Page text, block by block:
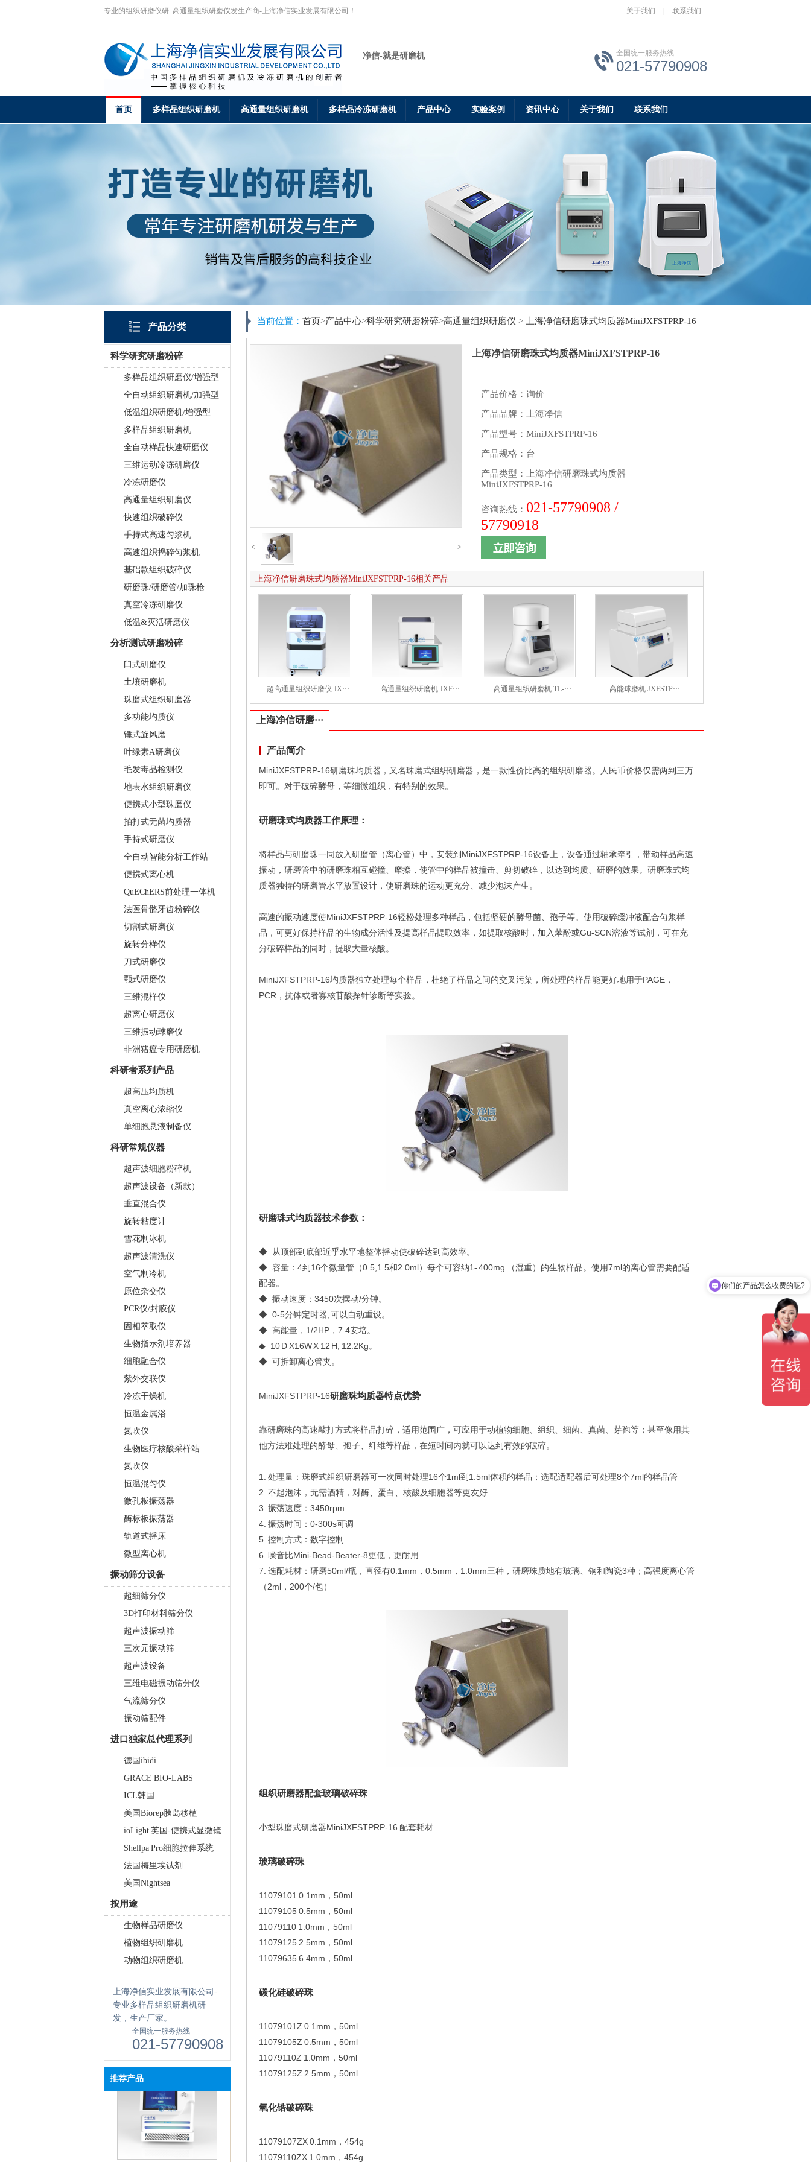
专业的组织研磨仪研_高通量组织研磨仪发生产商-上海净信实业发展有限公司！ 关于我们 联系我们
净信-就是研磨机 全国统一服务热线
021-57790908
首页 多样品组织研磨机 高通量组织研磨机 多样品冷冻研磨机 产品中心 实验案例 资讯中心 关于我们 联系我们
产品分类
科学研究研磨粉碎
多样品组织研磨仪/增强型
全自动组织研磨机/加强型
低温组织研磨机/增强型
多样品组织研磨机
全自动样品快速研磨仪
三维运动冷冻研磨仪
冷冻研磨仪
高通量组织研磨仪
快速组织破碎仪
手持式高速匀浆机
高速组织捣碎匀浆机
基础款组织破碎仪
研磨珠/研磨管/加珠枪
真空冷冻研磨仪
低温&灭活研磨仪
分析测试研磨粉碎
臼式研磨仪
土壤研磨机
珠磨式组织研磨器
多功能均质仪
锤式旋风磨
叶绿素A研磨仪
毛发毒品检测仪
地表水组织研磨仪
便携式小型珠磨仪
拍打式无菌均质器
手持式研磨仪
全自动智能分析工作站
便携式离心机
QuEChERS前处理一体机
法医骨骼牙齿粉碎仪
切割式研磨仪
旋转分样仪
刀式研磨仪
颚式研磨仪
三维混样仪
超离心研磨仪
三维振动球磨仪
非洲猪瘟专用研磨机
科研者系列产品
超高压均质机
真空离心浓缩仪
单细胞悬液制备仪
科研常规仪器
超声波细胞粉碎机
超声波设备（新款）
垂直混合仪
旋转粘度计
雪花制冰机
超声波清洗仪
空气制冷机
原位杂交仪
PCR仪/封膜仪
固相萃取仪
生物指示剂培养器
细胞融合仪
紫外交联仪
冷冻干燥机
恒温金属浴
氮吹仪
生物医疗核酸采样站
氮吹仪
恒温混匀仪
微孔板振荡器
酶标板振荡器
轨道式摇床
微型离心机
振动筛分设备
超细筛分仪
3D打印材料筛分仪
超声波振动筛
三次元振动筛
超声波设备
三维电磁振动筛分仪
气流筛分仪
振动筛配件
进口独家总代理系列
德国ibidi
GRACE BIO-LABS
ICL韩国
美国Biorep胰岛移植
ioLight 英国-便携式显微镜
Shellpa Pro细胞拉伸系统
法国梅里埃试剂
美国Nightsea
按用途
生物样品研磨仪
植物组织研磨机
动物组织研磨机
上海净信实业发展有限公司-
专业多样品组织研磨机研
发，生产厂家。
全国统一服务热线
021-57790908
推荐产品
触屏款真空离心浓缩仪 JX-
ZLN-AL
真空离心浓缩仪(溶剂蒸发工作
站) JX-ZLN-BN
当前位置： 首页>产品中心>科学研究研磨粉碎>高通量组织研磨仪 > 上海净信研磨珠式均质器MiniJXFSTPRP-16
< >
上海净信研磨珠式均质器MiniJXFSTPRP-16
产品价格：询价
产品品牌：上海净信
产品型号：MiniJXFSTPRP-16
产品规格：台
产品类型：
上海净信研磨珠式均质器
MiniJXFSTPRP-16
咨询热线： 021-57790908 /
57790918
上海净信研磨珠式均质器MiniJXFSTPRP-16相关产品
超高通量组织研磨仪 JX··· 高通量组织研磨机 JXF··· 高通量组织研磨机 TL-··· 高能球磨机 JXFSTP···
上海净信研磨···
产品简介
MiniJXFSTPRP-16研磨珠均质器，又名珠磨式组织研磨器，是一款性价比高的组织研磨器。人民币价格仅需两到三万
即可。对于破碎酵母，等细微组织，有特别的效果。
研磨珠式均质器工作原理：
将样品与研磨珠一同放入研磨管（离心管）中，安装到MiniJXFSTPRP-16设备上，设备通过轴承牵引，带动样品高速
振动，研磨管中的研磨珠相互碰撞、摩擦，使管中的样品被撞击、剪切破碎，以达到均质、研磨的效果。研磨珠式均
质器独特的研磨管水平放置设计，使研磨珠的运动更充分、减少泡沫产生。
高速的振动速度使MiniJXFSTPRP-16轻松处理多种样品，包括坚硬的酵母菌、孢子等。使用破碎缓冲液配合匀浆样
品，可更好保持样品的生物成分活性及提高样品提取效率，如提取核酸时，加入苯酚或Gu-SCN溶液等试剂，可在充
分破碎样品的同时，提取大量核酸。
MiniJXFSTPRP-16均质器独立处理每个样品，杜绝了样品之间的交叉污染，所处理的样品能更好地用于PAGE，
PCR，抗体或者寡核苷酸探针诊断等实验。
研磨珠式均质器技术参数：
◆ 从顶部到底部近乎水平地整体摇动使破碎达到高效率。
◆ 容量：4到16个微量管（0.5,1.5和2.0ml）每个可容纳1- 400mg （湿重）的生物样品。使用7ml的离心管需要配适
配器。
◆ 振动速度：3450次摆动/分钟。
◆ 0-5分钟定时器, 可以自动重设。
◆ 高能量，1/2HP，7.4安培。
◆ 10 D X16W X 12 H, 12.2Kg。
◆ 可拆卸离心管夹。
MiniJXFSTPRP-16研磨珠均质器特点优势
靠研磨珠的高速敲打方式将样品打碎，适用范围广，可应用于动植物细胞、组织、细菌、真菌、芽孢等；甚至像用其
他方法难处理的酵母、孢子、纤维等样品，在短时间内就可以达到有效的破碎。
1. 处理量：珠磨式组织研磨器可一次同时处理16个1ml到1.5ml体积的样品；选配适配器后可处理8个7ml的样品管
2. 不起泡沫，无需酒精，对酶、蛋白、核酸及细胞器等更友好
3. 振荡速度：3450rpm
4. 振荡时间：0-300s可调
5. 控制方式：数字控制
6. 噪音比Mini-Bead-Beater-8更低，更耐用
7. 选配耗材：研磨50ml/瓶，直径有0.1mm，0.5mm，1.0mm三种，研磨珠质地有玻璃、钢和陶瓷3种；高强度离心管
（2ml，200个/包）
组织研磨器配套玻璃破碎珠
小型珠磨式研磨器MiniJXFSTPRP-16 配套耗材
玻璃破碎珠
11079101 0.1mm，50ml
110791050.5mm，50ml
11079110 1.0mm，50ml
110791252.5mm，50ml
110796356.4mm，50ml
碳化硅破碎珠
11079101Z 0.1mm，50ml
11079105Z 0.5mm，50ml
11079110Z 1.0mm，50ml
11079125Z 2.5mm，50ml
氧化锆破碎珠
11079107ZX0.1mm，454g
11079110ZX 1.0mm，454g
你们的产品怎么收费的呢?
需要售后服务